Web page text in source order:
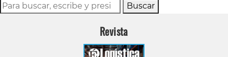
Buscar
Revista